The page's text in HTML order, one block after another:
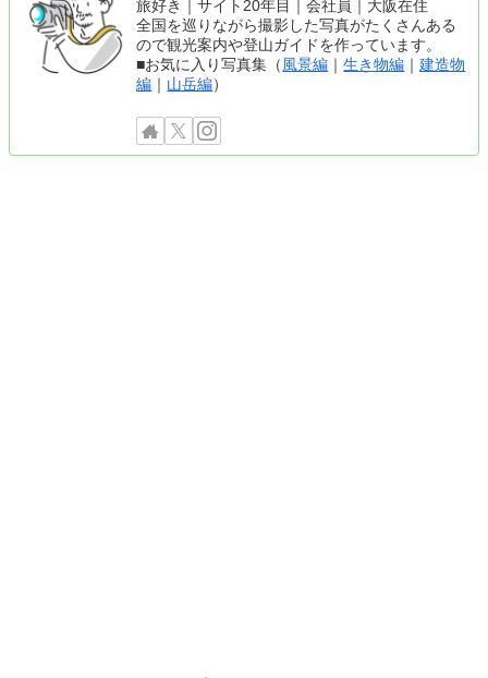
旅好き｜サイト20年目｜会社員｜大阪在住
全国を巡りながら撮影した写真がたくさんある
ので観光案内や登山ガイドを作っています。
■お気に入り写真集（ 風景編 ｜生き物編 ｜建造物
編 ｜ 山岳編）